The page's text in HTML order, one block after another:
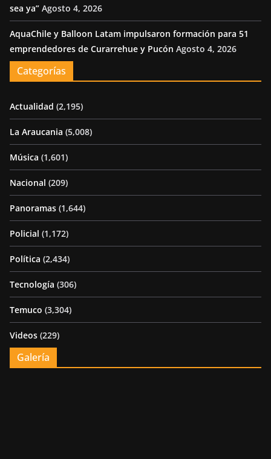
sea ya” Agosto 4, 2026
AquaChile y Balloon Latam impulsaron formación para 51
emprendedores de Curarrehue y Pucón Agosto 4, 2026
Categorías
Actualidad (2,195)
La Araucania (5,008)
Música (1,601)
Nacional (209)
Panoramas (1,644)
Policial (1,172)
Política (2,434)
Tecnología (306)
Temuco (3,304)
Videos (229)
Galería